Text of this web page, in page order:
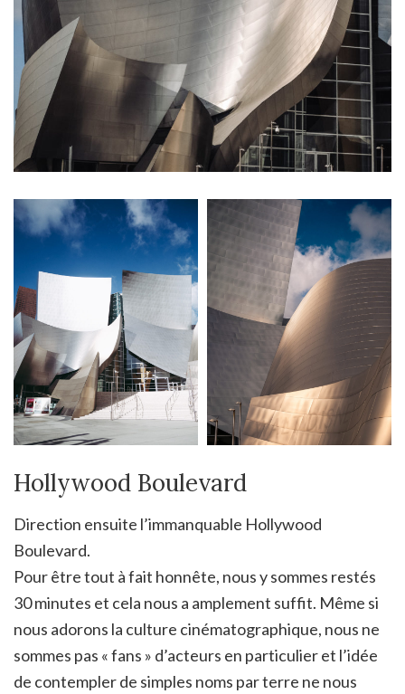
Hollywood Boulevard
Direction ensuite l’immanquable Hollywood
Boulevard.
Pour être tout à fait honnête, nous y sommes restés
30 minutes et cela nous a amplement suffit. Même si
nous adorons la culture cinématographique, nous ne
sommes pas « fans » d’acteurs en particulier et l’idée
de contempler de simples noms par terre ne nous